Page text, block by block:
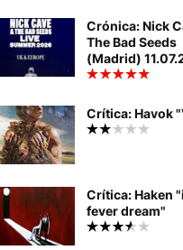
Crónica: Nick
The Bad Seeds
(Madrid)
Crítica: Havok
Crítica: Haken
fever dream"